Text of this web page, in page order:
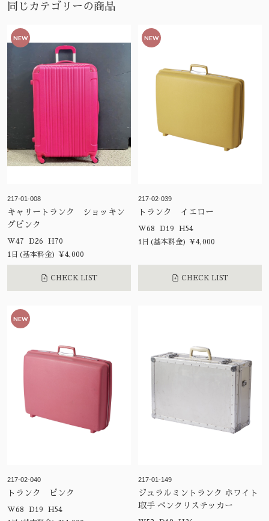
同じカテゴリーの商品
NEW
217-01-008
キャリートランク ショッキン
グピンク
W47 D26 H70
1日(基本料金) ¥4,000
CHECK LIST
NEW
217-02-039
トランク イエロー
W68 D19 H54
1日(基本料金) ¥4,000
CHECK LIST
NEW
217-02-040
トランク ピンク
W68 D19 H54
217-01-149
ジュラルミントランク ホワイト
取手 ペンクリステッカー